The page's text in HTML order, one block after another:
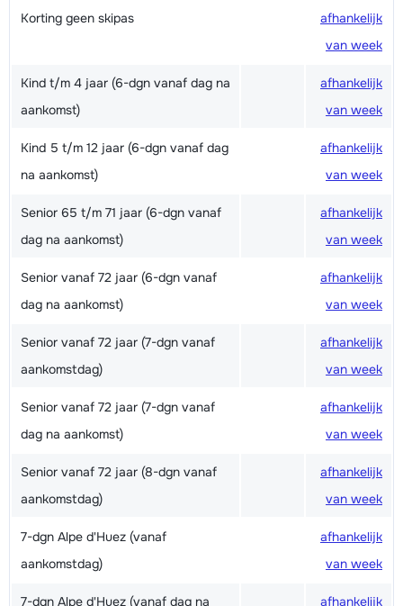
Korting geen skipas
afhankelijk
van week
Kind t/m 4 jaar (6-dgn vanaf dag na
aankomst)
afhankelijk
van week
Kind 5 t/m 12 jaar (6-dgn vanaf dag
na aankomst)
afhankelijk
van week
Senior 65 t/m 71 jaar (6-dgn vanaf
dag na aankomst)
afhankelijk
van week
Senior vanaf 72 jaar (6-dgn vanaf
dag na aankomst)
afhankelijk
van week
Senior vanaf 72 jaar (7-dgn vanaf
aankomstdag)
afhankelijk
van week
Senior vanaf 72 jaar (7-dgn vanaf
dag na aankomst)
afhankelijk
van week
Senior vanaf 72 jaar (8-dgn vanaf
aankomstdag)
afhankelijk
van week
7-dgn Alpe d'Huez (vanaf
aankomstdag)
afhankelijk
van week
7-dgn Alpe d'Huez (vanaf dag na
afhankelijk